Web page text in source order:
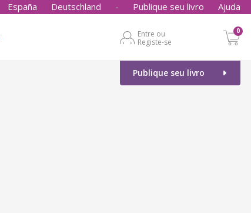
España Deutschland - Publique seu livro Ajuda
Entre ou
Registe-se
0
Publique seu livro